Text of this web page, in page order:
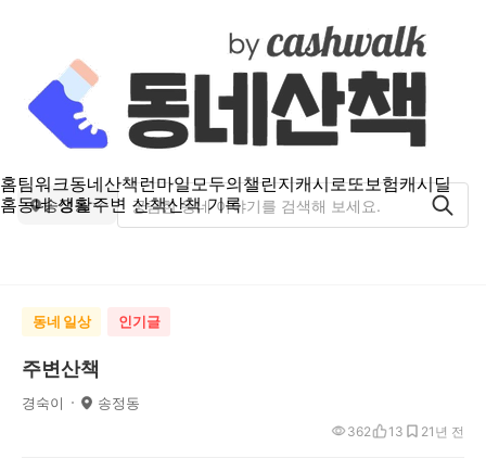
홈팀워크동네산책런마일모두의챌린지캐시로또보험캐시딜
홈동네 생활주변 산책산책 기록
송정동
동네 일상 인기글
주변산책
경숙이 송정동
1년 전
362 13 2